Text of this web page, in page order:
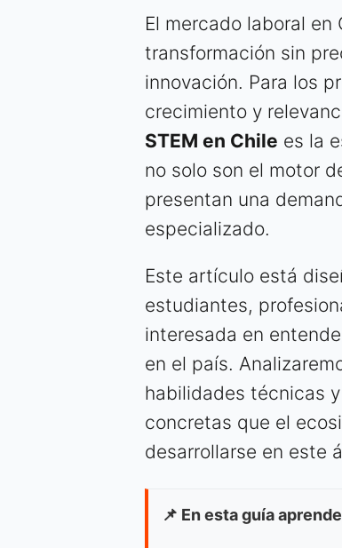
El mercado laboral
transformación sin
innovación. Para los
crecimiento y
STEM en Chile es la
no solo son el motor
presentan una
especializado.
Este artículo está
estudiantes,
interesada en
en el país.
habilidades técnicas
concretas que el
desarrollarse en este
📌 En esta guía